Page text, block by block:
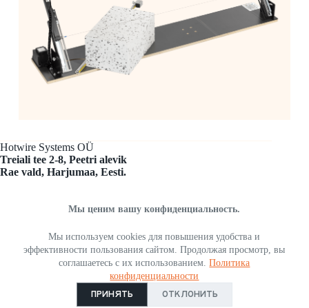
Мы ценим вашу конфиденциальность.
Мы используем cookies для повышения удобства и
эффективности пользования сайтом. Продолжая просмотр, вы
соглашаетесь с их использованием.Политика
конфиденциальности
ПРИНЯТЬ ОТКЛОНИТЬ
Hotwire Systems OÜ
​Treiali tee 2-8, Peetri alevik
Rae vald, Harjumaa, Eesti.
(+372) 527 6800
Часы работы
Пн-Пт:09:01 - 17:01
Закрыто Э-МАГАЗИН
Copyright © 2026 - Hotwire Systems OÜ